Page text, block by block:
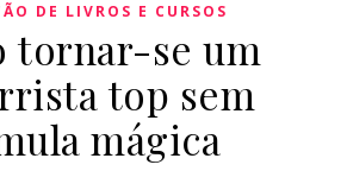
DE LIVROS E CURSOS
tornar-se um
top sem
mágica